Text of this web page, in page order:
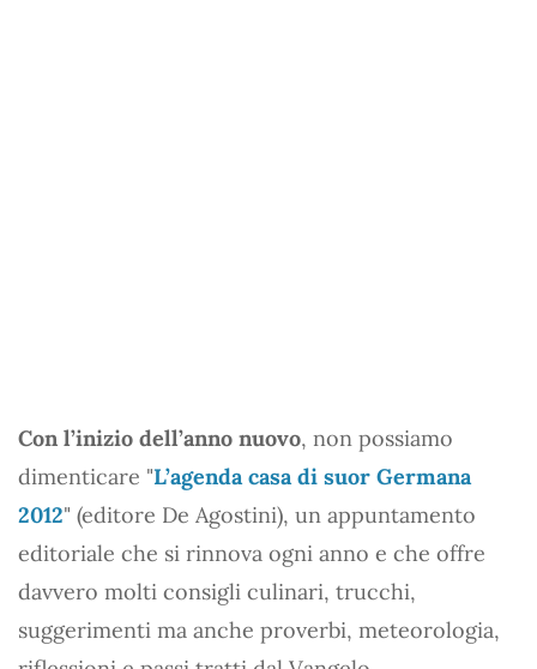
Con l’inizio dell’anno nuovo, non possiamo
dimenticare "L’agenda casa di suor Germana
2012" (editore De Agostini), un appuntamento
editoriale che si rinnova ogni anno e che offre
davvero molti consigli culinari, trucchi,
suggerimenti ma anche proverbi, meteorologia,